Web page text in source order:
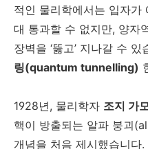
적인 물리학에서는 입자가
대 통과할 수 없지만, 양자
장벽을 ‘뚫고’ 지나갈 수
링(quantum tunnelling)
1928년, 물리학자 조지 가
핵이 방출되는 알파 붕괴
개념을 처음 제시했습니다